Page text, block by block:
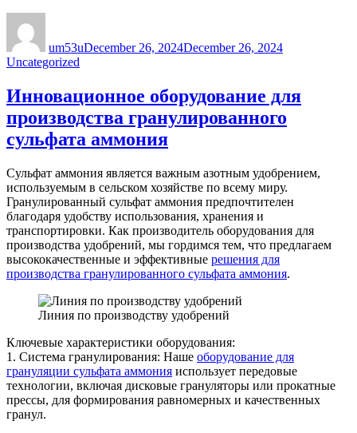
um53uDecember 26, 2024December 26, 2024
Uncategorized
Инновационное оборудование для
производства гранулированного
сульфата аммония
Сульфат аммония является важным азотным удобрением,
используемым в сельском хозяйстве по всему миру.
Гранулированный сульфат аммония предпочтителен
благодаря удобству использования, хранения и
транспортировки. Как производитель оборудования для
производства удобрений, мы гордимся тем, что предлагаем
высококачественные и эффективные решения для
производства гранулированного сульфата аммония.
Линия по производству удобрений
Ключевые характеристики оборудования:
1. Система гранулирования: Наше оборудование для
грануляции сульфата аммония использует передовые
технологии, включая дисковые грануляторы или прокатные
прессы, для формирования равномерных и качественных
гранул.